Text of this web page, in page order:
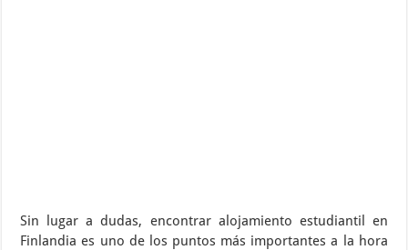
Sin lugar a dudas, encontrar alojamiento estudiantil en
Finlandia es uno de los puntos más importantes a la hora